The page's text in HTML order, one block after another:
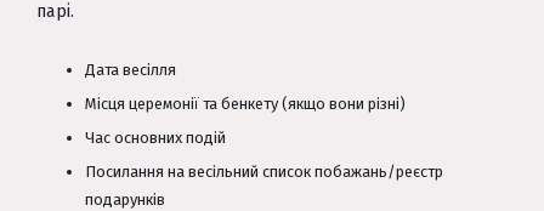
парі.
Дата весілля
Місця церемонії та бенкету (якщо вони різні)
Час основних подій
Посилання на весільний список побажань/реєстр
подарунків